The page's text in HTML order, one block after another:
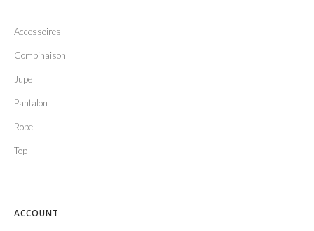
Accessoires
Combinaison
Jupe
Pantalon
Robe
Top
ACCOUNT